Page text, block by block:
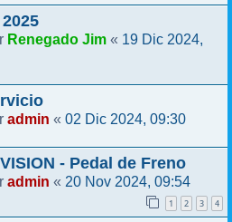
Renegado Jim « 19 Dic 2024,
admin « 02 Dic 2024, 09:30
- Pedal de Freno
admin « 20 Nov 2024, 09:54
1 2 3 4